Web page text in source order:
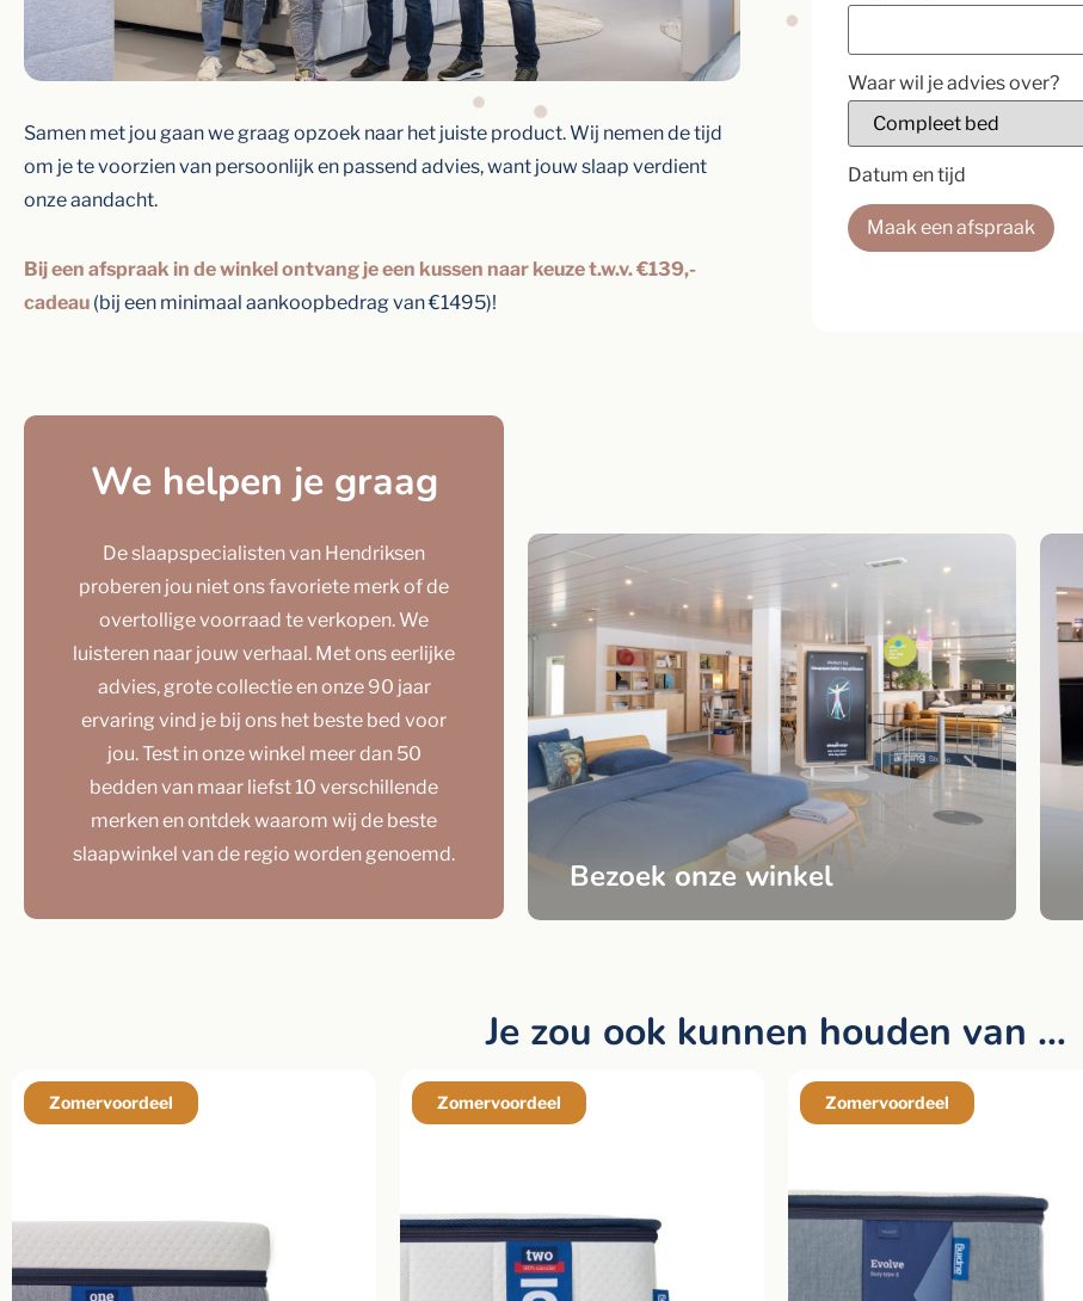
Samen met jou gaan we graag opzoek naar het juiste product. Wij nemen de tijd
om je te voorzien van persoonlijk en passend advies, want jouw slaap verdient
onze aandacht.
Bij een afspraak in de winkel ontvang je een kussen naar keuze t.w.v. €139,-
cadeau (bij een minimaal aankoopbedrag van €1495)!
Waar wil je advies over?
Datum en tijd
Maak een afspraak
We helpen je graag
De slaapspecialisten van Hendriksen
proberen jou niet ons favoriete merk of de
overtollige voorraad te verkopen. We
luisteren naar jouw verhaal. Met ons eerlijke
advies, grote collectie en onze 90 jaar
ervaring vind je bij ons het beste bed voor
jou. Test in onze winkel meer dan 50
bedden van maar liefst 10 verschillende
merken en ontdek waarom wij de beste
slaapwinkel van de regio worden genoemd.
Bezoek onze winkel
Je zou ook kunnen houden van …
Zomervoordeel Zomervoordeel Zomervoordeel